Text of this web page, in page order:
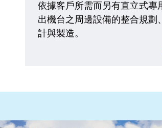
依據客戶所需而另有直立式專
出機台之周邊設備的整合規劃
計與製造。